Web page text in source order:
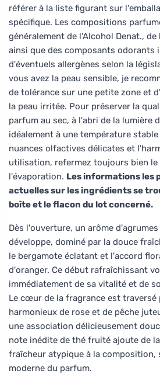
référer à la liste figurant sur
spécifique. Les compositions
généralement de l'Alcohol Denat.,
ainsi que des composants odorants
d'éventuels allergènes selon la
vous avez la peau sensible, je
de tolérance sur une petite zone et
la peau irritée. Pour préserver la
parfum au sec, à l'abri de la lumière
idéalement à une température
nuances olfactives délicates et
utilisation, refermez toujours bien
l'évaporation. Les informations les
actuelles sur les ingrédients se
boîte et le flacon du lot concerné.
Dès l'ouverture, un arôme
développe, dominé par la douce
le bergamote éclatant et l'accord
d'oranger. Ce début rafraîchissant
immédiatement de sa vitalité et de
Le cœur de la fragrance est traversé
harmonieux de rose et de pêche
une association délicieusement
note inédite de thé fruité ajoute de
fraîcheur atypique à la composition,
moderne du parfum.